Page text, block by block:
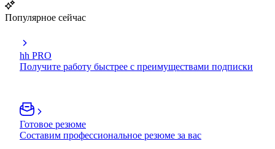
Популярное сейчас
hh PRO
Получите работу быстрее с преимуществами подписки
Готовое резюме
Составим профессиональное резюме за вас